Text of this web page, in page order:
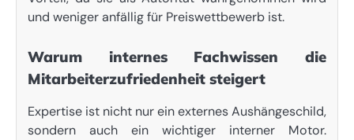
und weniger anfällig für Preiswettbewerb ist.
Warum internes Fachwissen die
Mitarbeiterzufriedenheit steigert
Expertise ist nicht nur ein externes Aushängeschild,
sondern auch ein wichtiger interner Motor.